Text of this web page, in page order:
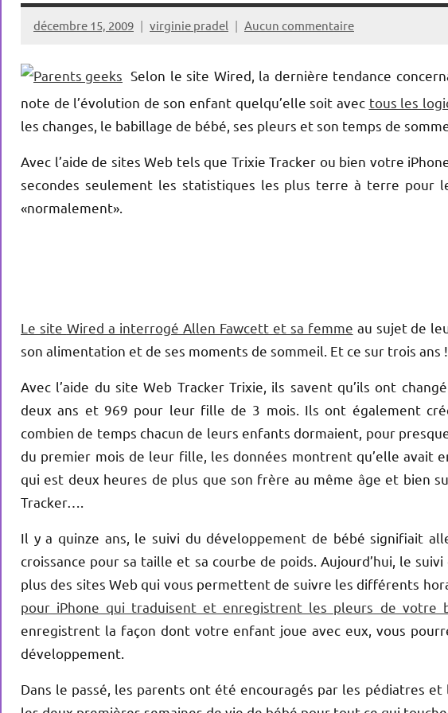
décembre 15, 2009 virginie pradel Aucun commentaire
Selon le site Wired, la dernière tendance
note de l’évolution de son enfant quelqu’elle soit avec tous les
les changes, le babillage de bébé, ses pleurs et son temps de
Avec l’aide de sites Web tels que Trixie Tracker ou bien votre
secondes seulement les statistiques les plus terre à terre pour
«normalement»
Le site Wired a interrogé Allen Fawcett et sa femme au sujet de
son alimentation et de ses moments de sommeil. Et ce sur trois ans !
Avec l’aide du site Web Tracker Trixie, ils savent qu’ils ont
deux ans et 969 pour leur fille de 3 mois. Ils ont également
combien de temps chacun de leurs enfants dormaient, pour
du premier mois de leur fille, les données montrent qu’elle avait
qui est deux heures de plus que son frère au même âge et bien
Tracker….
Il y a quinze ans, le suivi du développement de bébé signifiait
croissance pour sa taille et sa courbe de poids. Aujourd’hui, le
plus des sites Web qui vous permettent de suivre les différents
pour iPhone qui traduisent et enregistrent les pleurs de votre
enregistrent la façon dont votre enfant joue avec eux , vous
développement.
Dans le passé, les parents ont été encouragés par les pédiatres